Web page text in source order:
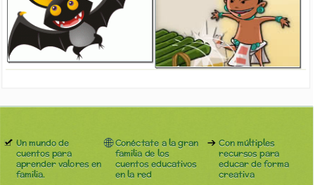
Un mundo de
cuentos para
aprender valores en
familia.
Conéctate a la gran
familia de los
cuentos educativos
en la red
Con múltiples
recursos para
educar de forma
creativa